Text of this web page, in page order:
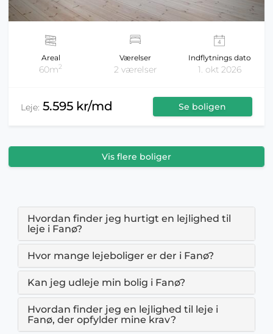
Areal
60m2
Værelser
2 værelser
Indflytnings dato
1. okt 2026
Leje: 5.595 kr/md Se boligen
Vis flere boliger
Hvordan finder jeg hurtigt en lejlighed til
leje i Fanø?
Hvor mange lejeboliger er der i Fanø?
Kan jeg udleje min bolig i Fanø?
Hvordan finder jeg en lejlighed til leje i
Fanø, der opfylder mine krav?